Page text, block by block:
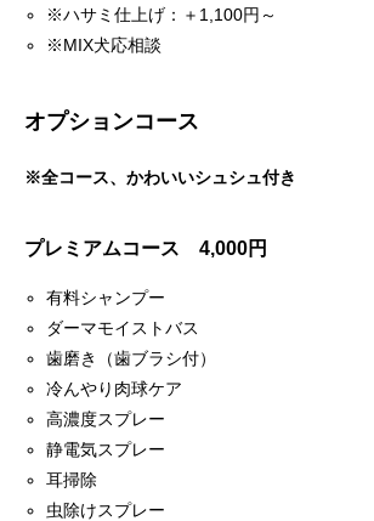
※ハサミ仕上げ：＋1,100円～
※MIX犬応相談
オプションコース
※全コース、かわいいシュシュ付き
プレミアムコース 4,000円
有料シャンプー
ダーマモイストバス
歯磨き（歯ブラシ付）
冷んやり肉球ケア
高濃度スプレー
静電気スプレー
耳掃除
虫除けスプレー